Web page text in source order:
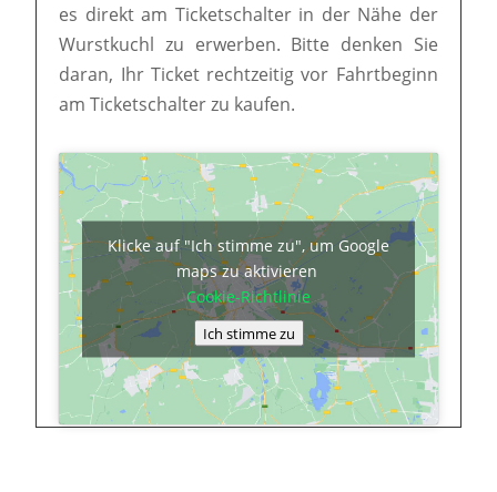
es direkt am Ticketschalter in der Nähe der
Wurstkuchl zu erwerben. Bitte denken Sie
daran, Ihr Ticket rechtzeitig vor Fahrtbeginn
am Ticketschalter zu kaufen.
Klicke auf "Ich stimme zu", um Google
maps zu aktivieren
Cookie-Richtlinie
Ich stimme zu